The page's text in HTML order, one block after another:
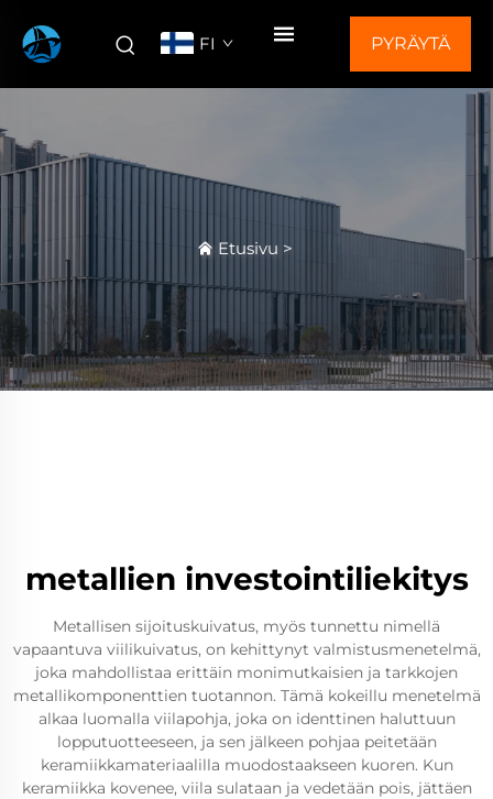
FI PYRÄYTÄ
Etusivu >
metallien investointiliekitys
Metallisen sijoituskuivatus, myös tunnettu nimellä
vapaantuva viilikuivatus, on kehittynyt valmistusmenetelmä,
joka mahdollistaa erittäin monimutkaisien ja tarkkojen
metallikomponenttien tuotannon. Tämä kokeillu menetelmä
alkaa luomalla viilapohja, joka on identtinen haluttuun
lopputuotteeseen, ja sen jälkeen pohjaa peitetään
keramiikkamateriaalilla muodostaakseen kuoren. Kun
keramiikka kovenee, viila sulataan ja vedetään pois, jättäen